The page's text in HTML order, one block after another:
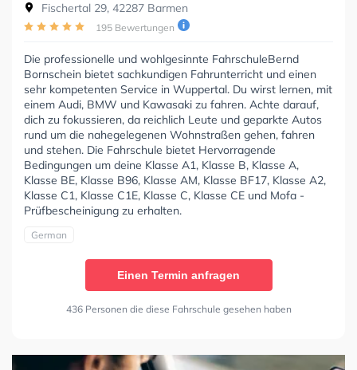
Fischertal 29, 42287 Barmen
195 Bewertungen
Die professionelle und wohlgesinnte FahrschuleBernd
Bornschein bietet sachkundigen Fahrunterricht und einen
sehr kompetenten Service in Wuppertal. Du wirst lernen, mit
einem Audi, BMW und Kawasaki zu fahren. Achte darauf,
dich zu fokussieren, da reichlich Leute und geparkte Autos
rund um die nahegelegenen Wohnstraßen gehen, fahren
und stehen. Die Fahrschule bietet Hervorragende
Bedingungen um deine Klasse A1, Klasse B, Klasse A,
Klasse BE, Klasse B96, Klasse AM, Klasse BF17, Klasse A2,
Klasse C1, Klasse C1E, Klasse C, Klasse CE und Mofa -
Prüfbescheinigung zu erhalten.
German
Einen Termin anfragen
436 Personen die diese Fahrschule gesehen haben